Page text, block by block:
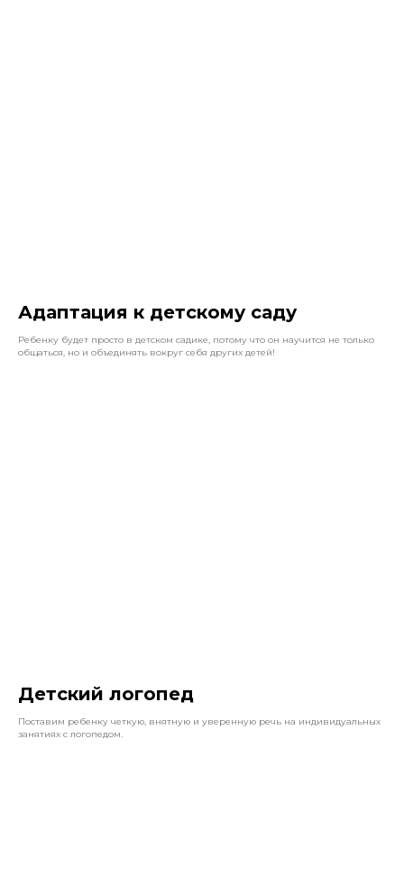
Адаптация к детскому саду
Ребенку будет просто в детском садике, потому что он научится не только
общаться, но и объединять вокруг себя других детей!
Детский логопед
Поставим ребенку четкую, внятную и уверенную речь на индивидуальных
занятиях с логопедом.